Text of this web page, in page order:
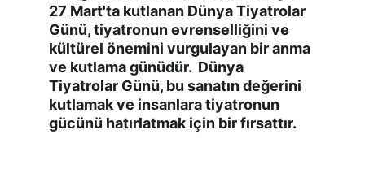
27 Mart'ta kutlanan Dünya Tiyatrolar
Günü, tiyatronun evrenselliğini ve
kültürel önemini vurgulayan bir anma
ve kutlama günüdür.  Dünya
Tiyatrolar Günü, bu sanatın değerini
kutlamak ve insanlara tiyatronun
gücünü hatırlatmak için bir fırsattır.